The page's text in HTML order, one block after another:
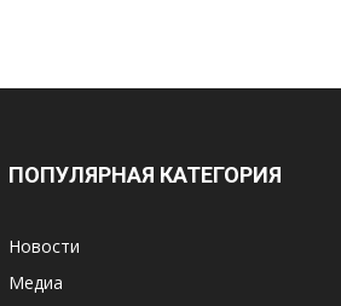
ПОПУЛЯРНАЯ КАТЕГОРИЯ
Новости
Медиа